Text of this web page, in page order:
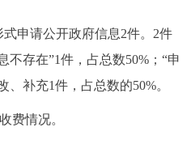
申请公开政府信息2件。2件
不存在”1件，占总数50%；“申
补充1件，占总数的50%。
情况。